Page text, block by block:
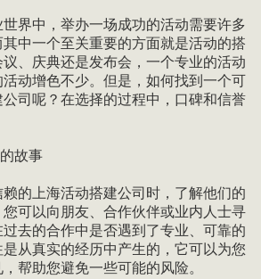
界中，举办一场成功的活动需要许多
中一个至关重要的方面就是活动的搭
、庆典还是发布会，一个专业的活动
动增色不少。但是，如何找到一个可
司呢？在选择的过程中，口碑和信誉
故事
的上海活动搭建公司时，了解他们的
可以向朋友、合作伙伴或业内人士寻
去的合作中是否遇到了专业、可靠的
从真实的经历中产生的，它可以为您
帮助您避免一些可能的风险。